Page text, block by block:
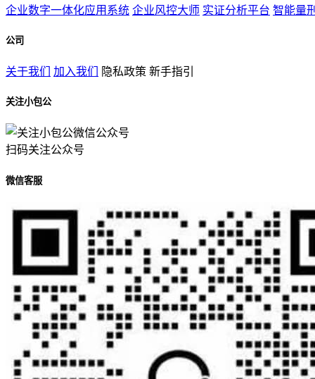
企业数字一体化应用系统 企业风控大师 实证分析平台 智能量
公司
关于我们 加入我们 隐私政策 新手指引
关注小包公
扫码关注公众号
微信客服